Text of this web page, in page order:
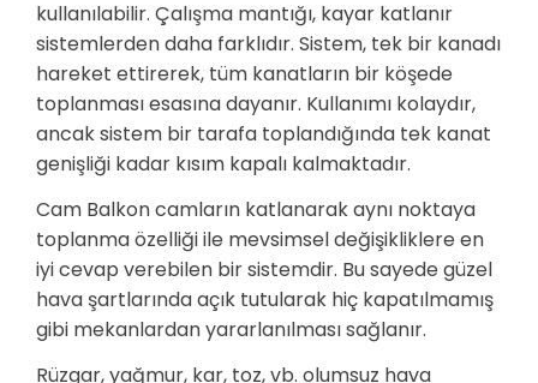
kullanılabilir. Çalışma mantığı, kayar katlanır
sistemlerden daha farklıdır. Sistem, tek bir kanadı
hareket ettirerek, tüm kanatların bir köşede
toplanması esasına dayanır. Kullanımı kolaydır,
ancak sistem bir tarafa toplandığında tek kanat
genişliği kadar kısım kapalı kalmaktadır.
Cam Balkon camların katlanarak aynı noktaya
toplanma özelliği ile mevsimsel değişikliklere en
iyi cevap verebilen bir sistemdir. Bu sayede güzel
hava şartlarında açık tutularak hiç kapatılmamış
gibi mekanlardan yararlanılması sağlanır.
Rüzgar, yağmur, kar, toz, vb. olumsuz hava